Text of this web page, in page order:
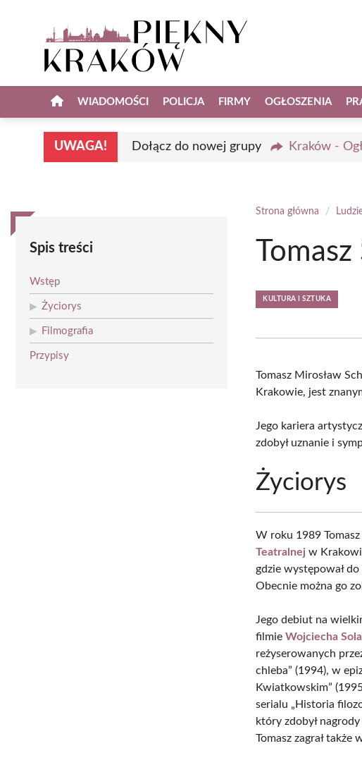
WIADOMOŚCI POLICJA FIRMY OGŁOSZENIA
UWAGA! Dołącz do nowej grupy Kraków -
Spis treści
Wstęp
Życiorys
Filmografia
Przypisy
Strona główna /
KULTURA I SZTUKA
Tomasz Mirosław
Krakowie, jest
Jego kariera
zdobył uznanie i
Życiorys
W roku 1989
Teatralnej w
gdzie występował
Obecnie można go
Jego debiut na
filmieWojciecha
reżyserowanych
chleba” (1994), w
Kwiatkowskim”
serialu „Historia
który zdobył
Tomasz zagrał